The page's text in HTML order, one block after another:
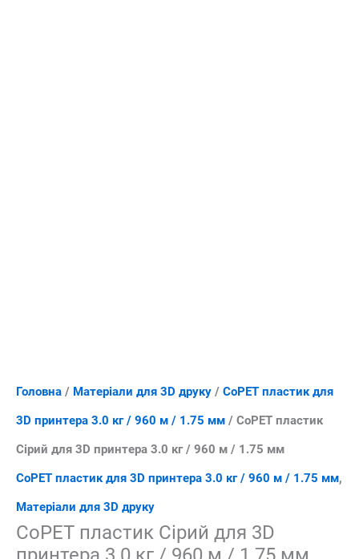
Головна / Матеріали для 3D друку / CoPET пластик для
3D принтера 3.0 кг / 960 м / 1.75 мм / CoPET пластик
Сірий для 3D принтера 3.0 кг / 960 м / 1.75 мм
CoPET пластик для 3D принтера 3.0 кг / 960 м / 1.75 мм,
Матеріали для 3D друку
CoPET пластик Сірий для 3D